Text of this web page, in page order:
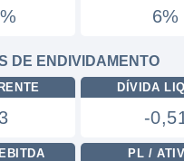
6%
DE ENDIVIDAMENTO
DÍVIDA
-
PL /